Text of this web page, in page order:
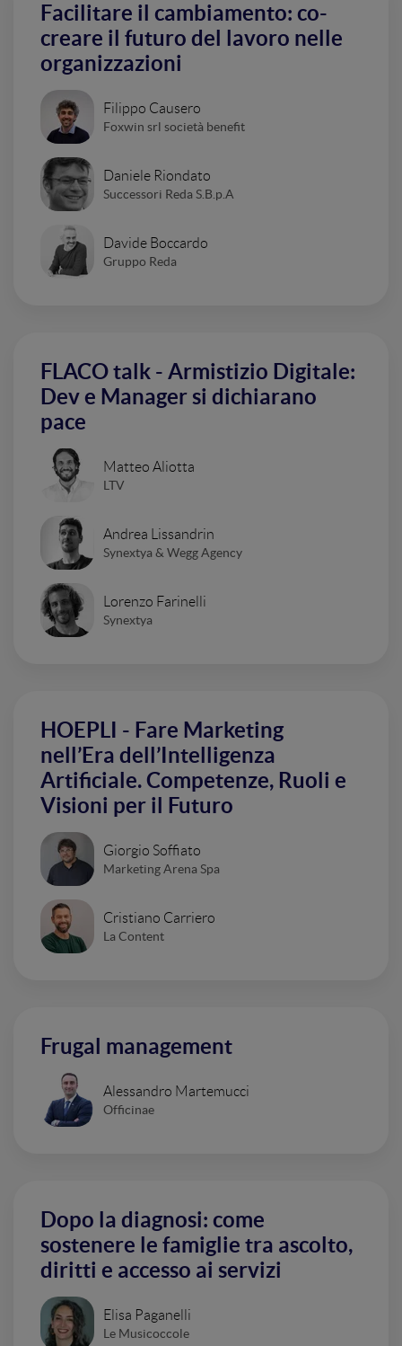
Facilitare il cambiamento: co-
creare il futuro del lavoro nelle
organizzazioni
Filippo Causero
Foxwin srl società benefit
Daniele Riondato
Successori Reda S.B.p.A
Davide Boccardo
Gruppo Reda
FLACO talk - Armistizio Digitale:
Dev e Manager si dichiarano
pace
Matteo Aliotta
LTV
Andrea Lissandrin
Synextya & Wegg Agency
Lorenzo Farinelli
Synextya
HOEPLI - Fare Marketing
nell’Era dell’Intelligenza
Artificiale. Competenze, Ruoli e
Visioni per il Futuro
Giorgio Soffiato
Marketing Arena Spa
Cristiano Carriero
La Content
Frugal management
Alessandro Martemucci
Officinae
Dopo la diagnosi: come
sostenere le famiglie tra ascolto,
diritti e accesso ai servizi
Elisa Paganelli
Le Musicoccole